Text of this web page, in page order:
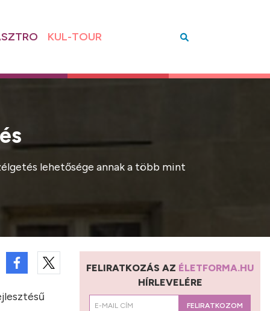
KUL-TOUR
lehetősége annak a több mint
FELIRATKOZÁS AZ ÉLETFORMA.HU
HÍRLEVELÉRE
FELIRATKOZOM